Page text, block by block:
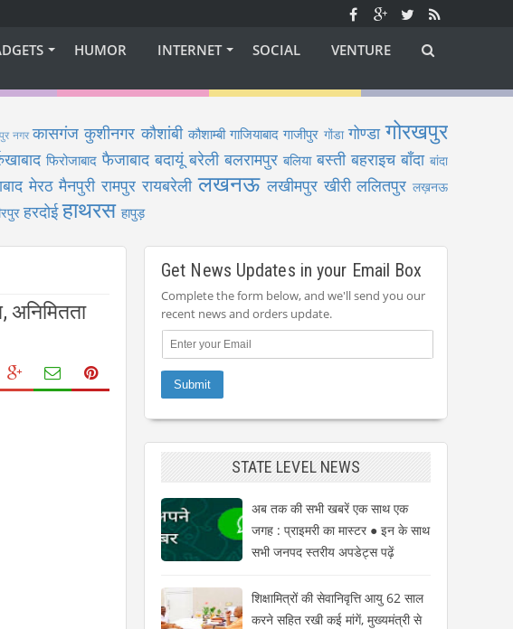
HUMOR INTERNET SOCIAL VENTURE
नगर कासगंज कुशीनगर कौशांबी कौशाम्बी गाजियाबाद गाजीपुर गोंडा गोण्डा गोरखपुर
फिरोजाबाद फैजाबाद बदायूं बरेली बलरामपुर बलिया बस्ती बहराइच बाँदा बांदा
मेरठ मैनपुरी रामपुर रायबरेली लखनऊ लखीमपुर खीरी ललितपुर लख़नऊ
हरदोई हाथरस हापुड़
अनिमितता
Get News Updates in your Email Box
Complete the form below, and we'll send you our
recent news and orders update.
STATE LEVEL NEWS
अब तक की सभी खबरें एक साथ एक
जगह : प्राइमरी का मास्टर ● इन के साथ
सभी जनपद स्तरीय अपडेट्स पढ़ें
शिक्षामित्रों की सेवानिवृत्ति आयु 62 साल
करने सहित रखी कई मांगें, मुख्यमंत्री से